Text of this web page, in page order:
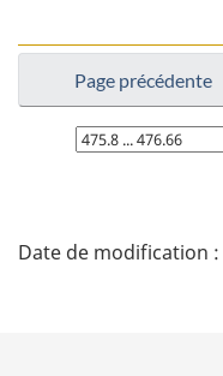
Page précédente
Choisissez
la
é
Date de modification :